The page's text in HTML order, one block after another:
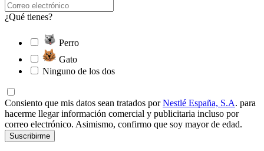
¿Qué tienes?
Perro
Gato
Ninguno de los dos
Consiento que mis datos sean tratados porNestlé España, S.A. para
hacerme llegar información comercial y publicitaria incluso por
correo electrónico. Asimismo, confirmo que soy mayor de edad.
Suscribirme